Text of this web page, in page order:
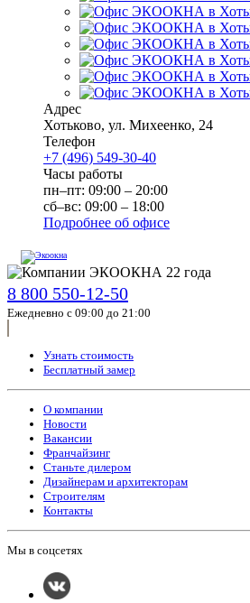
Адрес
Хотьково, ул. Михеенко, 24
Телефон
+7 (496) 549-30-40
Часы работы
пн–пт: 09:00 – 20:00
сб–вс: 09:00 – 18:00
Подробнее об офисе
8 800 550-12-50
Ежедневно с 09:00 до 21:00
Узнать стоимость
Бесплатный замер
О компании
Новости
Вакансии
Франчайзинг
Станьте дилером
Дизайнерам и архитекторам
Строителям
Контакты
Мы в соцсетях